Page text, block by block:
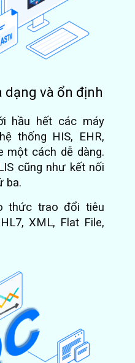
dạng và ổn định
hầu hết các máy
thống HIS, EHR,
một cách dễ dàng.
cũng như kết nối
ba.
thức trao đổi tiêu
XML, Flat File,